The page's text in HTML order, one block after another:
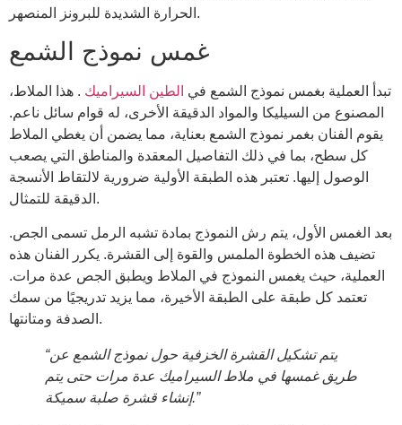
الحرارة الشديدة للبرونز المنصهر.
غمس نموذج الشمع
تبدأ العملية بغمس نموذج الشمع في الطين السيراميك . هذا الملاط،
المصنوع من السيليكا والمواد الدقيقة الأخرى، له قوام سائل ناعم.
يقوم الفنان بغمر نموذج الشمع بعناية، مما يضمن أن يغطي الملاط
كل سطح، بما في ذلك التفاصيل المعقدة والمناطق التي يصعب
الوصول إليها. تعتبر هذه الطبقة الأولية ضرورية لالتقاط الأنسجة
الدقيقة للتمثال.
بعد الغمس الأول، يتم رش النموذج بمادة تشبه الرمل تسمى الجص.
تضيف هذه الخطوة الملمس والقوة إلى القشرة. يكرر الفنان هذه
العملية، حيث يغمس النموذج في الملاط ويطبق الجص عدة مرات.
تعتمد كل طبقة على الطبقة الأخيرة، مما يزيد تدريجيًا من سمك
الصدفة ومتانتها.
“يتم تشكيل القشرة الخزفية حول نموذج الشمع عن
طريق غمسها في ملاط ​​السيراميك عدة مرات حتى يتم
إنشاء قشرة صلبة سميكة.”